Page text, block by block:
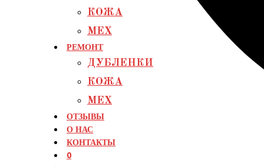
КОЖА
МЕХ
РЕМОНТ
ДУБЛЕНКИ
КОЖА
МЕХ
ОТЗЫВЫ
О НАС
КОНТАКТЫ
0